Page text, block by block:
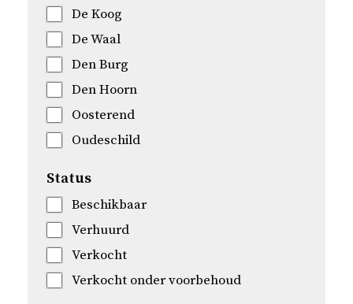
De Koog
De Waal
Den Burg
Den Hoorn
Oosterend
Oudeschild
Status
Beschikbaar
Verhuurd
Verkocht
Verkocht onder voorbehoud